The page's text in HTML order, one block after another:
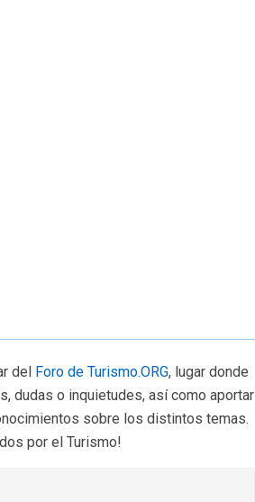
del Foro de Turismo.ORG, lugar donde
dudas o inquietudes, así como aportar
sobre los distintos temas.
por el Turismo!